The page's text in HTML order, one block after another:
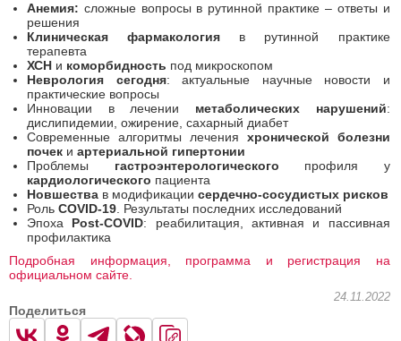
Анемия: сложные вопросы в рутинной практике – ответы и
решения
Клиническая фармакология в рутинной практике
терапевта
ХСН и коморбидность под микроскопом
Неврология сегодня: актуальные научные новости и
практические вопросы
Инновации в лечении метаболических нарушений:
дислипидемии, ожирение, сахарный диабет
Современные алгоритмы лечения хронической болезни
почек и артериальной гипертонии
Проблемы гастроэнтерологического профиля у
кардиологического пациента
Новшества в модификации сердечно-сосудистых рисков
Роль COVID-19. Результаты последних исследований
Эпоха Post-COVID: реабилитация, активная и пассивная
профилактика
Подробная информация, программа и регистрация на
официальном сайте.
24.11.2022
Поделиться